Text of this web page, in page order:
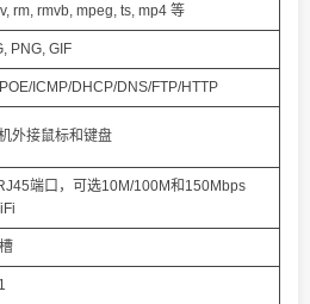
rm, rmvb, mpeg, ts, mp4 等
PNG, GIF
ICMP/DHCP/DNS/FTP/HTTP
外接鼠标和键盘
端口，可选10M/100M和150Mbps